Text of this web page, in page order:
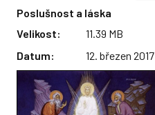
Poslušnost a láska
Velikost:
11.39 MB
Datum:
12. březen 2017